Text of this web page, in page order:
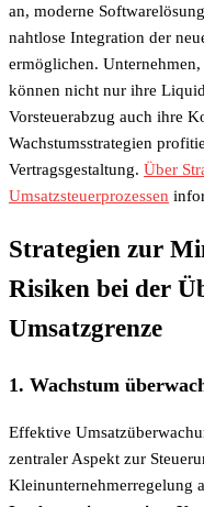
an, moderne
nahtlose Integration der
ermöglichen.
können nicht nur ihre
Vorsteuerabzug auch ihre
Wachstumsstrategien
Vertragsgestaltung. Über
Umsatzsteuerprozessen
Strategien zur
Risiken bei der
Umsatzgrenze
1. Wachstum
Effektive
zentraler Aspekt zur
Kleinunternehmerregelung